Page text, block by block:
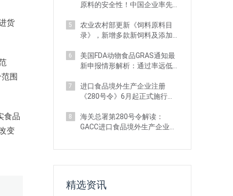
货
围
食品
变
原料的安全性！中国企业率先
5
农业农村部更新《饲料原料目
录》，新增多款新饲料及添加
6
美国FDA动物食品GRAS通知最
新申报情形解析：通过率远低
7
进口食品境外生产企业注册
《280号令》6月起正式施行：
8
海关总署第280号令解读：
GACC进口食品境外生产企业注
精选资讯